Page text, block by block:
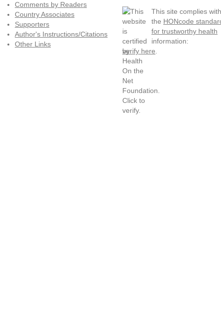
Comments by Readers
Country Associates
Supporters
Author's Instructions/Citations
Other Links
This site complies with
the HONcode
for trustworthy health
information:
verify here